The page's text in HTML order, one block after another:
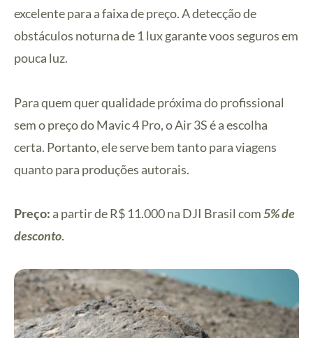
excelente para a faixa de preço. A detecção de
obstáculos noturna de 1 lux garante voos seguros em
pouca luz.
Para quem quer qualidade próxima do profissional
sem o preço do Mavic 4 Pro, o Air 3S é a escolha
certa. Portanto, ele serve bem tanto para viagens
quanto para produções autorais.
Preço: a partir de R$ 11.000 na DJI Brasil com5% de
desconto.